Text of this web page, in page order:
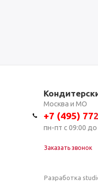
Москва и МО
+7 (495) 77
пн-пт с 09:00 до
Заказать звонок
Разработка